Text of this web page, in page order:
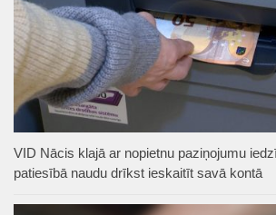
VID Nācis klajā ar nopietnu paziņojumu
patiesībā naudu drīkst ieskaitīt savā kontā